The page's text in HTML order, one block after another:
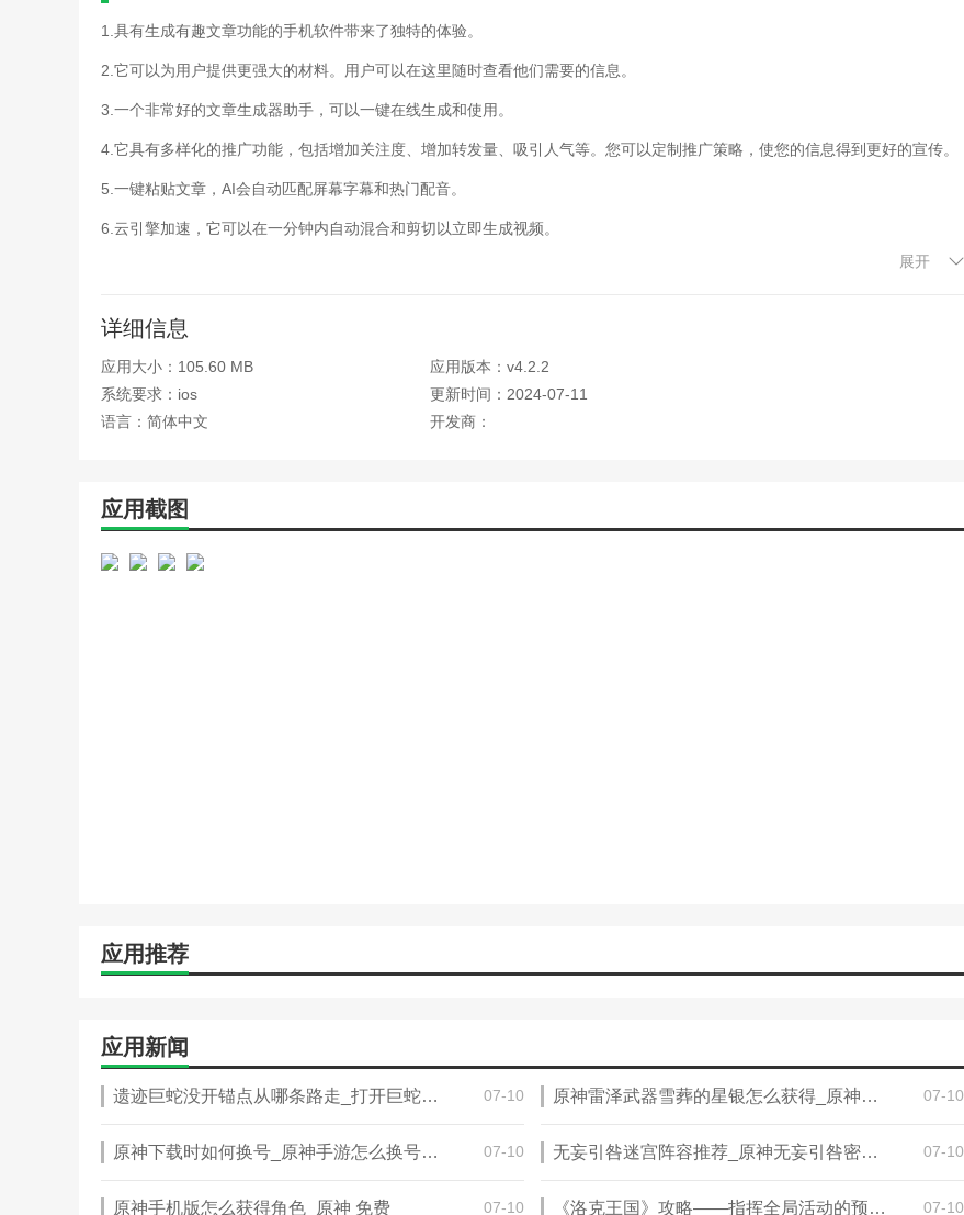
1.具有生成有趣文章功能的手机软件带来了独特的体验。
2.它可以为用户提供更强大的材料。用户可以在这里随时查看他们需要的信息。
3.一个非常好的文章生成器助手，可以一键在线生成和使用。
4.它具有多样化的推广功能，包括增加关注度、增加转发量、吸引人气等。您可以定制推广策略，使您的信息得到更好的宣传。
5.一键粘贴文章，AI会自动匹配屏幕字幕和热门配音。
6.云引擎加速，它可以在一分钟内自动混合和剪切以立即生成视频。
这个软件的内容库非常丰富，有各种主题和材料，这使我的推文看起来更加有趣和吸引人。它节省了我很多时间和精力。
了！
这款应用让我在社交媒体上更加自信，我不再担心没有话题可写，也不再担心推文不够吸引人。这绝对是我必备的社交工具之
率。太实用了！
展开
详细信息
应用大小：105.60 MB
应用版本：v4.2.2
系统要求：ios
更新时间：2024-07-11
语言：简体中文
开发商：
应用截图
应用推荐
应用新闻
遗迹巨蛇没开锚点从哪条路走_打开巨蛇之眼 07-10 原神雷泽武器雪葬的星银怎么获得_原神雷泽怎么获得兑换 07-10
原神下载时如何换号_原神手游怎么换号登陆 07-10 无妄引咎迷宫阵容推荐_原神无妄引咎密宫怎么打开 07-10
原神手机版怎么获得角色_原神 免费 07-10 《洛克王国》攻略——指挥全局活动的预览和指南 07-10